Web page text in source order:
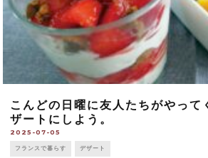
こんどの日曜に友人たちがやって
ザートにしよう。
2025-07-05
フランスで暮らす デザート